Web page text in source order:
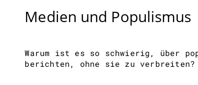
Medien und Populismus
Warum ist es so schwierig, über
berichten, ohne sie zu verbreiten?